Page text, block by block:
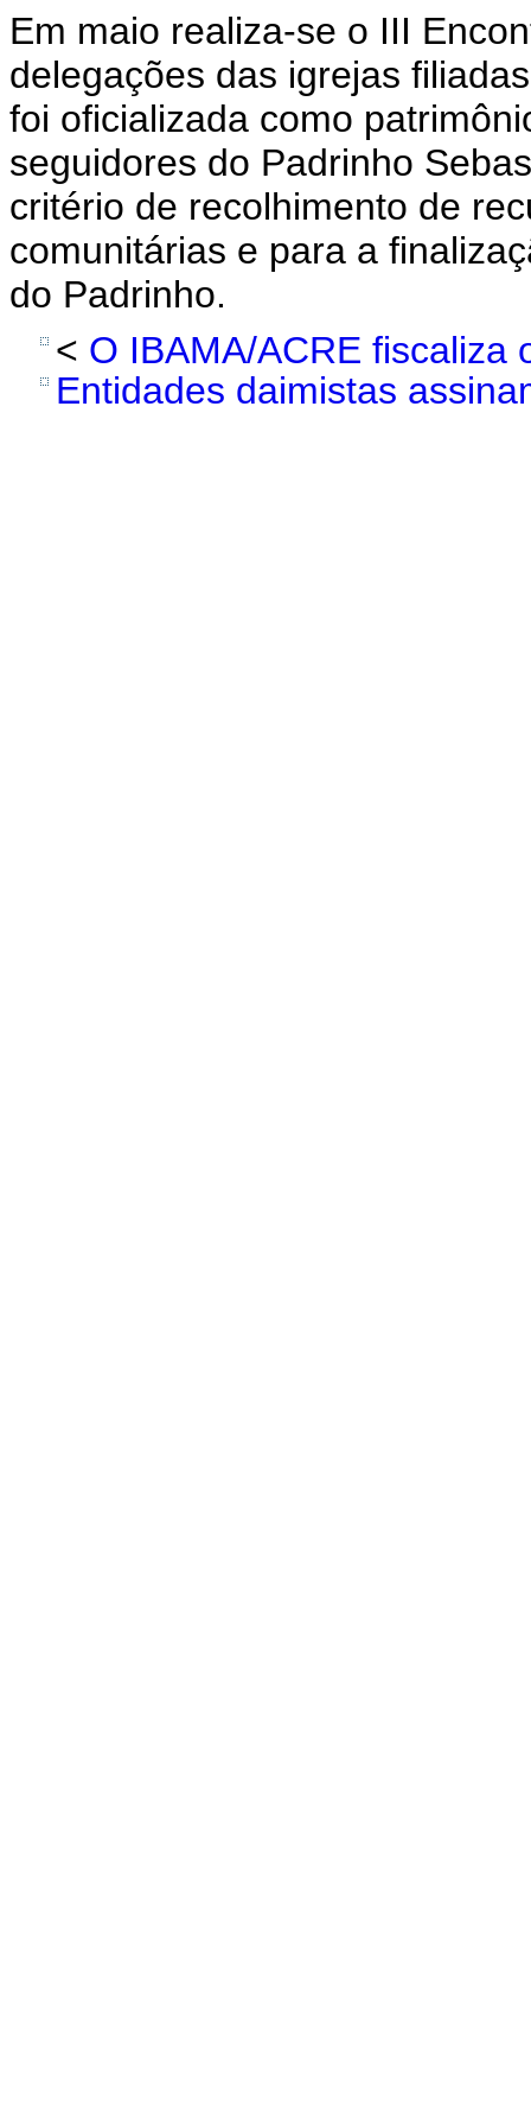
Em maio realiza-se o III
delegações das igrejas
foi oficializada como
seguidores do Padrinho
critério de recolhimento de
comunitárias e para a
do Padrinho.
< O IBAMA/ACRE fiscaliza
Entidades daimistas